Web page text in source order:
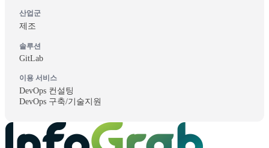
산업군
제조
솔루션
GitLab
이용 서비스
DevOps 컨설팅
DevOps 구축/기술지원